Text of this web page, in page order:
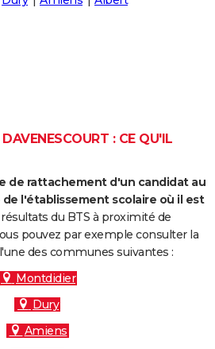
: CE QU'IL
de rattachement d'un candidat au
de l'établissement scolaire où il est
du BTS à proximité de
pouvez par exemple consulter la
des communes suivantes :
Montdidier
Dury
Amiens